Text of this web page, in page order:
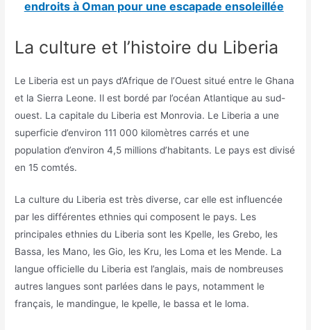
endroits à Oman pour une escapade ensoleillée
La culture et l’histoire du Liberia
Le Liberia est un pays d’Afrique de l’Ouest situé entre le Ghana
et la Sierra Leone. Il est bordé par l’océan Atlantique au sud-
ouest. La capitale du Liberia est Monrovia. Le Liberia a une
superficie d’environ 111 000 kilomètres carrés et une
population d’environ 4,5 millions d’habitants. Le pays est divisé
en 15 comtés.
La culture du Liberia est très diverse, car elle est influencée
par les différentes ethnies qui composent le pays. Les
principales ethnies du Liberia sont les Kpelle, les Grebo, les
Bassa, les Mano, les Gio, les Kru, les Loma et les Mende. La
langue officielle du Liberia est l’anglais, mais de nombreuses
autres langues sont parlées dans le pays, notamment le
français, le mandingue, le kpelle, le bassa et le loma.